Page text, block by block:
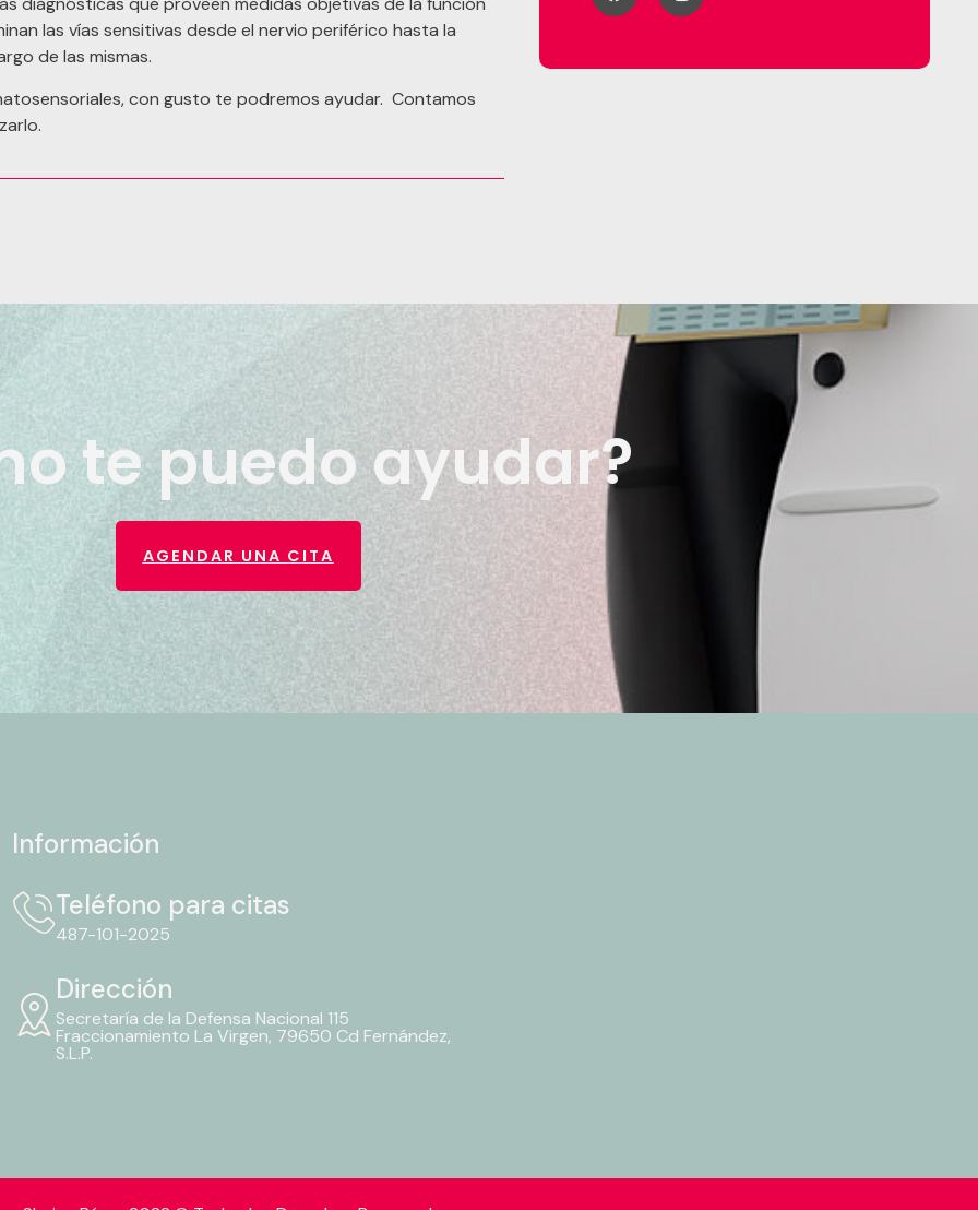
las vías sensitivas desde el nervio periférico hasta la
de las mismas.
con gusto te podremos ayudar. Contamos
te puedo ayudar?
AGENDAR UNA CITA
Información
Teléfono para citas
487-101-2025
Dirección
Secretaría de la Defensa Nacional 115
Fraccionamiento La Virgen, 79650 Cd Fernández,
S.L.P.